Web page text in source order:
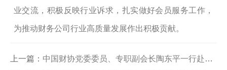
业交流，积极反映行业诉求，扎实做好会员服务工作，
为推动财务公司行业高质量发展作出积极贡献。
上一篇： 中国财协党委委员、专职副会长陶东平一行赴河北地区部分财务公司调研